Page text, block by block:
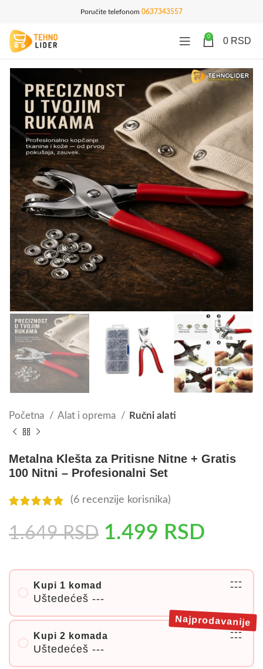
Poručite telefonom 0637343557
0 0 RSD
Početna Alat i oprema Ručni alati
Metalna Klešta za Pritisne Nitne + Gratis
100 Nitni – Profesionalni Set
(6 recenzije korisnika)
1.649RSD 1.499 RSD
Kupi 1 komad
Uštedećeš ---
---
---
Kupi 2 komada
Uštedećeš ---
---
---
Najprodavanije